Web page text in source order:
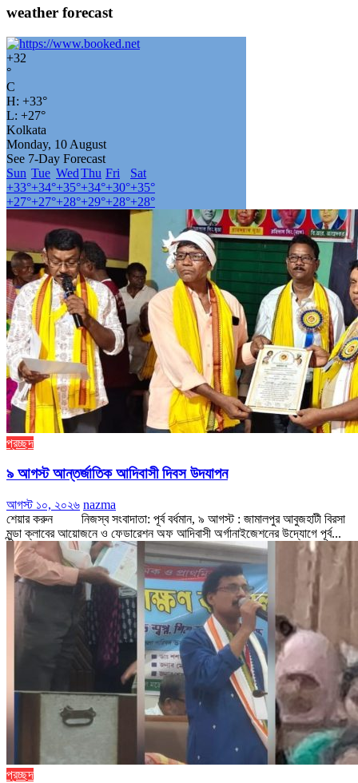
weather forecast
+32
°
C
H: +33°
L: +27°
Kolkata
Monday, 10 August
See 7-Day Forecast
Sun Tue WedThu Fri
Sat
+33°+34°+35°+34°+30°+35°
+27°+27°+28°+29°+28°+28°
প্রচ্ছদ
৯ আগস্ট আন্তর্জাতিক আদিবাসী দিবস উদযাপন
আগস্ট ১০, ২০২৬ nazma
শেয়ার করুন নিজস্ব সংবাদাতা: পূর্ব বর্ধমান, ৯ আগস্ট : জামালপুর আবুজহাটী বিরসা
মুন্ডা ক্লাবের আয়োজনে ও ফেডারেশন অফ আদিবাসী অর্গানাইজেশনের উদ্যোগে পূর্ব...
প্রচ্ছদ